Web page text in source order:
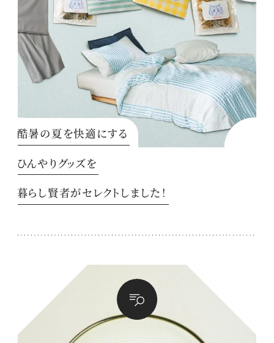
酷暑の夏を快適にする
ひんやりグッズを
暮らし賢者がセレクトしました！